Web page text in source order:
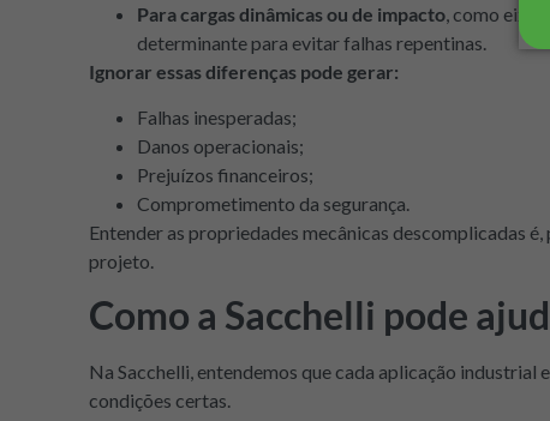
Para cargas dinâmicas ou de impacto , como
determinante para evitar falhas repentinas.
Ignorar essas diferenças pode gerar:
Falhas inesperadas;
Danos operacionais;
Prejuízos financeiros;
Comprometimento da segurança.
Entender as propriedades mecânicas descomplicadas
projeto.
Como a Sacchelli pode
Na Sacchelli, entendemos que cada aplicação industrial
condições certas.